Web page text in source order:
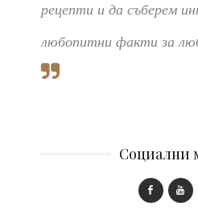
рецепти и да съберем
любопитни факти за
Социални